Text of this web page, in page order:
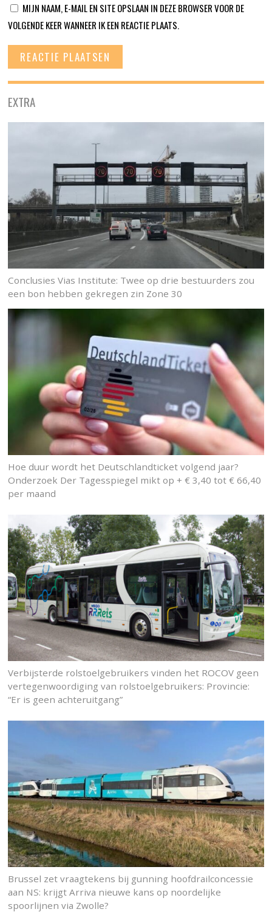
MIJN NAAM, E-MAIL EN SITE OPSLAAN IN DEZE BROWSER VOOR DE
VOLGENDE KEER WANNEER IK EEN REACTIE PLAATS.
EXTRA
Conclusies Vias Institute: Twee op drie bestuurders zou
een bon hebben gekregen zin Zone 30
Hoe duur wordt het Deutschlandticket volgend jaar?
Onderzoek Der Tagesspiegel mikt op + € 3,40 tot € 66,40
per maand
Verbijsterde rolstoelgebruikers vinden het ROCOV geen
vertegenwoordiging van rolstoelgebruikers: Provincie:
“Er is geen achteruitgang”
Brussel zet vraagtekens bij gunning hoofdrailconcessie
aan NS: krijgt Arriva nieuwe kans op noordelijke
spoorlijnen via Zwolle?